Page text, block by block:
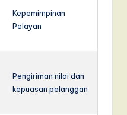
Kepemimpinan
Pelayan
Pengiriman nilai dan
kepuasan pelanggan